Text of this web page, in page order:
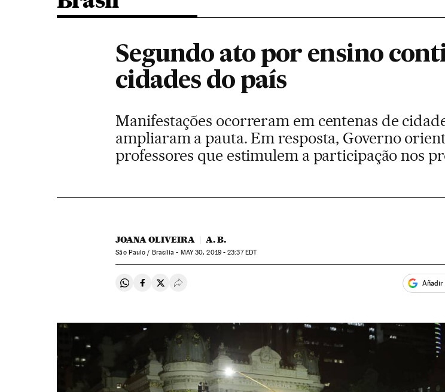
Segundo ato por ensino
cidades do país
Manifestações ocorreram em centenas de
ampliaram a pauta. Em resposta, Governo
professores que estimulem a participação nos
JOANA OLIVEIRA A. B.
São Paulo / Brasília - MAY30, 2019 - 23:37EDT
Compartir en Whatsapp
Compartir en Facebook
Compartir en Twitter
Desplegar Redes Sociales Añadir